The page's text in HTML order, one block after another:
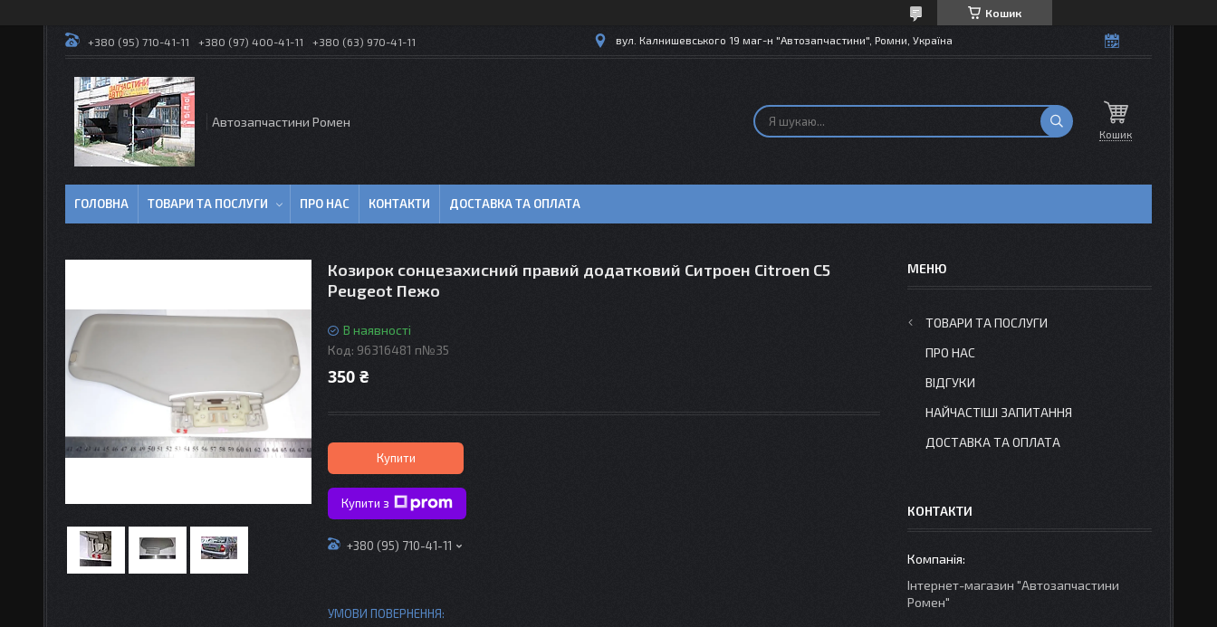
Кошик
+380 (95) 710-41-11 +380 (97) 400-41-11 +380 (63) 970-41-11 вул. Калнишевського 19 маг-н "Автозапчастини", Ромни, Україна
Автозапчастини Ромен
Кошик
ГОЛОВНА ТОВАРИ ТА ПОСЛУГИ ПРО НАС КОНТАКТИ ДОСТАВКА ТА ОПЛАТА
Козирок сонцезахисний правий додатковий Ситроен Citroen C5
Peugeot Пежо
В наявності
Код: 96316481 п№35
350 ₴
Купити
Купити з
+380 (95) 710-41-11
ТОВАРИ ТА ПОСЛУГИ
ПРО НАС
ВІДГУКИ
НАЙЧАСТІШІ ЗАПИТАННЯ
ДОСТАВКА ТА ОПЛАТА
КОНТАКТИ
Інтернет-магазин "Автозапчастини
Ромен"